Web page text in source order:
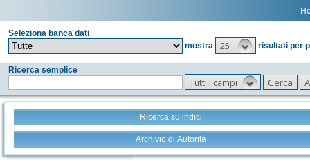
Seleziona banca dati
mostra
25 risultati per
Ricerca semplice
Tutti i campi
Ricerca su indici
Archivio di Autorità
Stampa - Email - Export Tutto +